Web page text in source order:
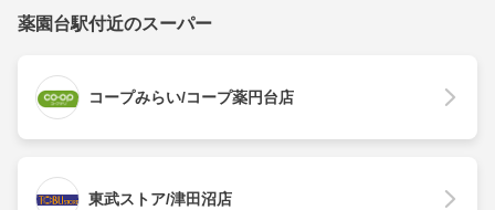
薬園台駅付近のスーパー
コープみらい/コープ薬円台店
東武ストア/津田沼店